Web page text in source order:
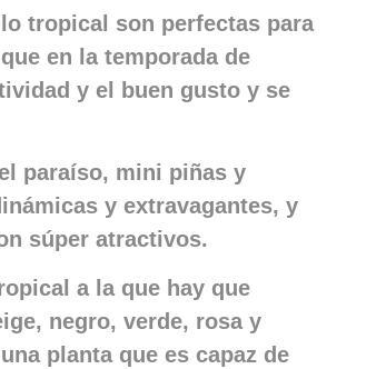
tropical son perfectas para
en la temporada de
y el buen gusto y se
paraíso, mini piñas y
y extravagantes, y
súper atractivos.
a la que hay que
negro, verde, rosa y
planta que es capaz de